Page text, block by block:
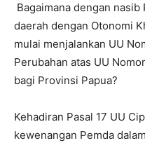
Bagaimana dengan nasib
daerah dengan Otonomi
mulai menjalankan UU
Perubahan atas UU
bagi Provinsi Papua?
Kehadiran Pasal 17 UU
kewenangan Pemda